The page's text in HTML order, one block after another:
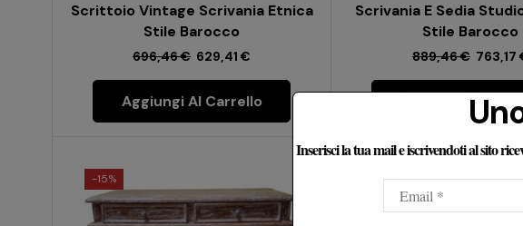
Scrittoio Vintage Scrivania Etnica
Stile Barocco
696,46€ 629,41€
Aggiungi Al Carrello
Scrivania E Sedia
Stile Barocco
889,46€ 763,17
Aggiungi Al
-15% 15%
Inserisci la tua mail e iscrivendoti al sito